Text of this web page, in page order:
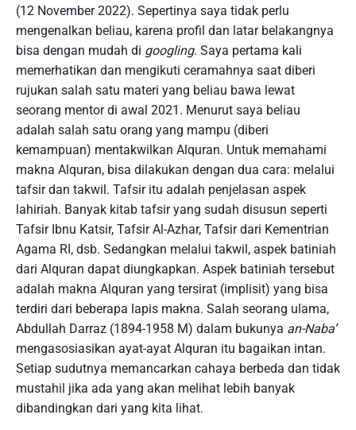
(12 November 2022). Sepertinya saya tidak perlu
mengenalkan beliau, karena profil dan latar belakangnya
bisa dengan mudah di googling. Saya pertama kali
memerhatikan dan mengikuti ceramahnya saat diberi
rujukan salah satu materi yang beliau bawa lewat
seorang mentor di awal 2021. Menurut saya beliau
adalah salah satu orang yang mampu (diberi
kemampuan) mentakwilkan Alquran. Untuk memahami
makna Alquran, bisa dilakukan dengan dua cara: melalui
tafsir dan takwil. Tafsir itu adalah penjelasan aspek
lahiriah. Banyak kitab tafsir yang sudah disusun seperti
Tafsir Ibnu Katsir, Tafsir Al-Azhar, Tafsir dari Kementrian
Agama RI, dsb. Sedangkan melalui takwil, aspek batiniah
dari Alquran dapat diungkapkan. Aspek batiniah tersebut
adalah makna Alquran yang tersirat (implisit) yang bisa
terdiri dari beberapa lapis makna. Salah seorang ulama,
Abdullah Darraz (1894-1958 M) dalam bukunya an-Naba’
mengasosiasikan ayat-ayat Alquran itu bagaikan intan.
Setiap sudutnya memancarkan cahaya berbeda dan tidak
mustahil jika ada yang akan melihat lebih banyak
dibandingkan dari yang kita lihat.